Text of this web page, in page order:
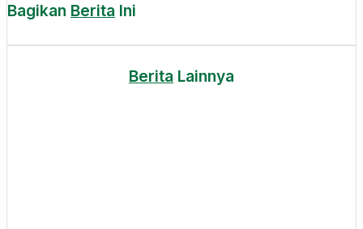
Bagikan Berita Ini
Berita Lainnya